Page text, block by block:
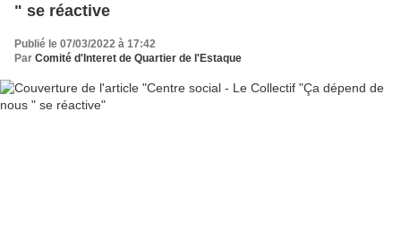
" se réactive
Publié le 07/03/2022 à 17:42
Par Comité d'Interet de Quartier de l'Estaque